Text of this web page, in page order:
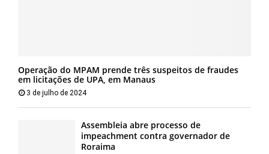
Operação do MPAM prende três suspeitos de fraudes
em licitações de UPA, em Manaus
3 de julho de 2024
Assembleia abre processo de
impeachment contra governador de
Roraima